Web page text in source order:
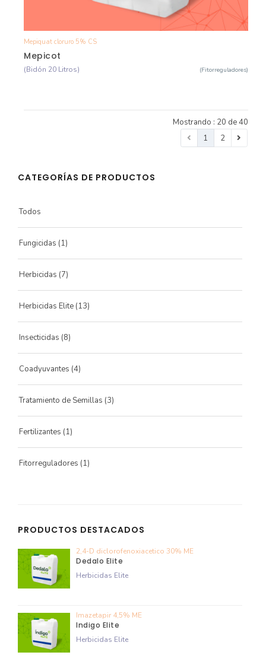
Mepiquat cloruro 5% CS
Mepicot
(Bidón 20 Litros) (Fitorreguladores)
Mostrando : 20 de 40
1
2
CATEGORÍAS DE PRODUCTOS
Todos
Fungicidas (1)
Herbicidas (7)
Herbicidas Elite (13)
Insecticidas (8)
Coadyuvantes (4)
Tratamiento de Semillas (3)
Fertilizantes (1)
Fitorreguladores (1)
PRODUCTOS DESTACADOS
2,4-D diclorofenoxiacetico 30% ME
Dedalo Elite
Herbicidas Elite
Imazetapir 4,5% ME
Indigo Elite
Herbicidas Elite